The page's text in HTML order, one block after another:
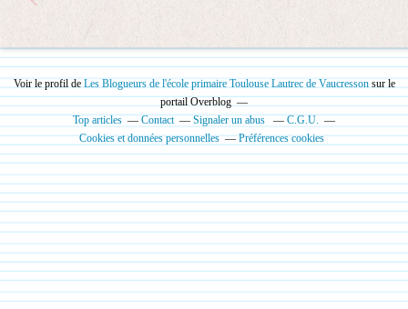
Voir le profil de Les Blogueurs de l'école primaire Toulouse Lautrec de Vaucressonsur le
portail Overblog
Top articles
Contact Signaler un abus
C.G.U.
Cookies et données personnelles
Préférences cookies